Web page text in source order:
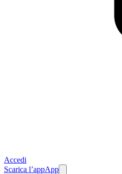
Accedi
Scarica l’appApp